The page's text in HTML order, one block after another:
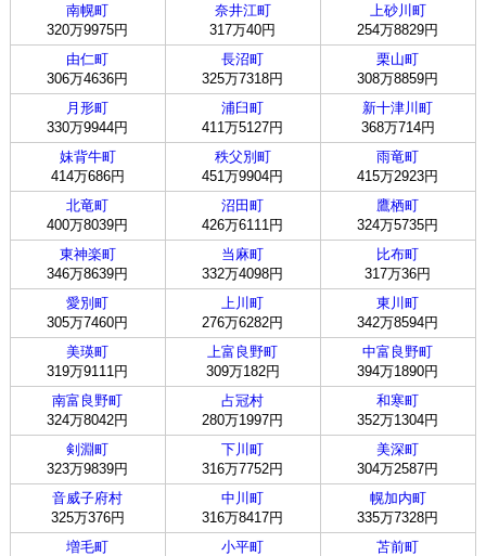
南幌町
320万9975円
奈井江町
317万40円
上砂川町
254万8829円
由仁町
306万4636円
長沼町
325万7318円
栗山町
308万8859円
月形町
330万9944円
浦臼町
411万5127円
新十津川町
368万714円
妹背牛町
414万686円
秩父別町
451万9904円
雨竜町
415万2923円
北竜町
400万8039円
沼田町
426万6111円
鷹栖町
324万5735円
東神楽町
346万8639円
当麻町
332万4098円
比布町
317万36円
愛別町
305万7460円
上川町
276万6282円
東川町
342万8594円
美瑛町
319万9111円
上富良野町
309万182円
中富良野町
394万1890円
南富良野町
324万8042円
占冠村
280万1997円
和寒町
352万1304円
剣淵町
323万9839円
下川町
316万7752円
美深町
304万2587円
音威子府村
325万376円
中川町
316万8417円
幌加内町
335万7328円
増毛町
小平町
苫前町